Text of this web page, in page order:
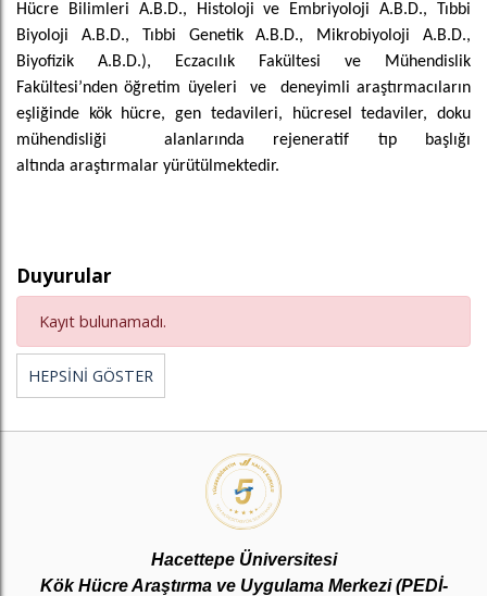
Hücre Bilimleri A.B.D., Histoloji ve Embriyoloji A.B.D., Tıbbi
Biyoloji A.B.D., Tıbbi Genetik A.B.D., Mikrobiyoloji A.B.D.,
Biyofizik A.B.D.), Eczacılık Fakültesi ve Mühendislik
Fakültesi’nden öğretim üyeleri ve deneyimli araştırmacıların
eşliğinde kök hücre, gen tedavileri, hücresel tedaviler, doku
mühendisliği alanlarında rejeneratif tıp başlığı
altında araştırmalar yürütülmektedir.
Duyurular
Kayıt bulunamadı.
HEPSİNİ GÖSTER
Hacettepe Üniversitesi
Kök Hücre Araştırma ve Uygulama Merkezi (PEDİ-